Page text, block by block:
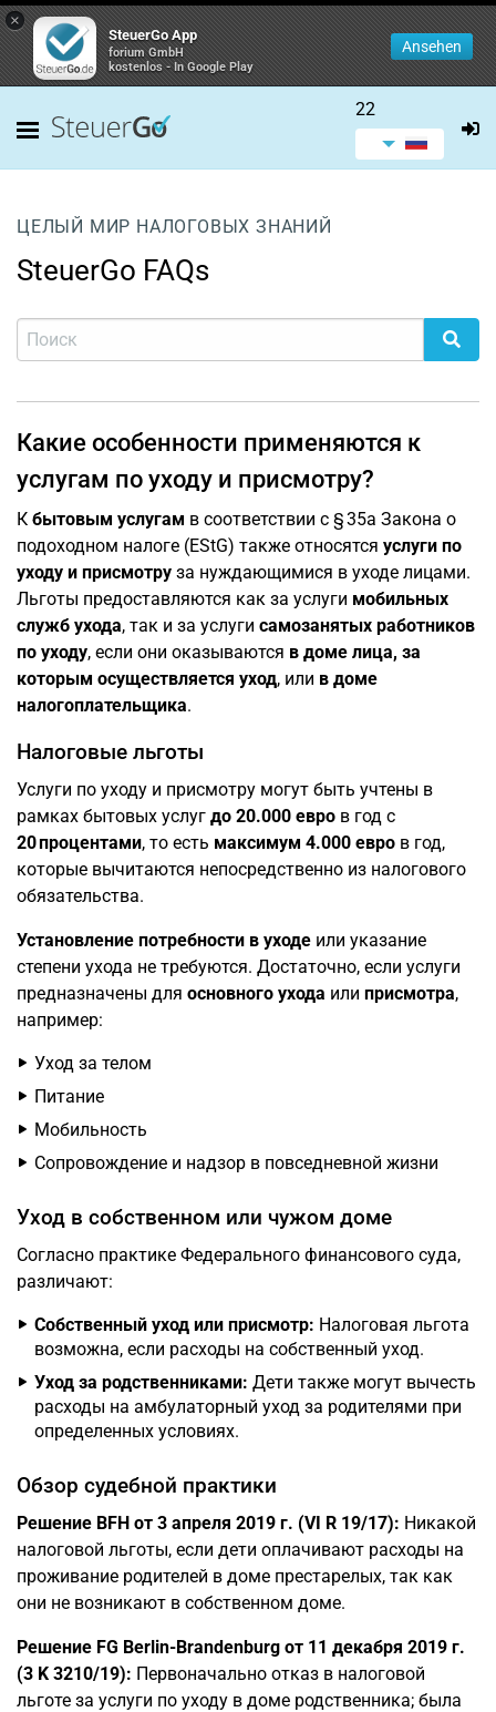
×
SteuerGo App
forium GmbH
kostenlos - In Google Play
Ansehen
22
ЦЕЛЫЙ МИР НАЛОГОВЫХ ЗНАНИЙ
SteuerGo FAQs
Какие особенности применяются к
услугам по уходу и присмотру?
К бытовым услугам в соответствии с § 35a Закона о
подоходном налоге (EStG) также относятся услуги по
уходу и присмотру за нуждающимися в уходе лицами.
Льготы предоставляются как за услуги мобильных
служб ухода, так и за услуги самозанятых работников
по уходу, если они оказываются в доме лица, за
которым осуществляется уход, или в доме
налогоплательщика.
Налоговые льготы
Услуги по уходу и присмотру могут быть учтены в
рамках бытовых услуг до 20.000 евро в год с
20 процентами, то есть максимум 4.000 евро в год,
которые вычитаются непосредственно из налогового
обязательства.
Установление потребности в уходе или указание
степени ухода не требуются. Достаточно, если услуги
предназначены для основного ухода или присмотра,
например:
Уход за телом
Питание
Мобильность
Сопровождение и надзор в повседневной жизни
Уход в собственном или чужом доме
Согласно практике Федерального финансового суда,
различают:
Собственный уход или присмотр: Налоговая льгота
возможна, если расходы на собственный уход.
Уход за родственниками: Дети также могут вычесть
расходы на амбулаторный уход за родителями при
определенных условиях.
Обзор судебной практики
Решение BFH от 3 апреля 2019 г. (VI R 19/17): Никакой
налоговой льготы, если дети оплачивают расходы на
проживание родителей в доме престарелых, так как
они не возникают в собственном доме.
Решение FG Berlin-Brandenburg от 11 декабря 2019 г.
(3 K 3210/19): Первоначально отказ в налоговой
льготе за услуги по уходу в доме родственника; была